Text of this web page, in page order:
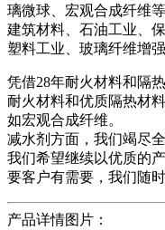
璃微球、宏观合成纤维
建筑材料、石油工业、
塑料工业、玻璃纤维增​​
凭借28年耐火材料和隔
耐火材料和优质隔热材
如宏观合成纤维。
减水剂方面，我们竭尽
我们希望继续以优质的
要客户有需要，我们随时
产品详情图片：